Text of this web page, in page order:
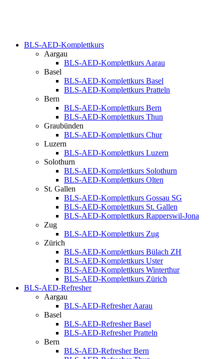
BLS-AED-Komplettkurs
Aargau
BLS-AED-Komplettkurs Aarau
Basel
BLS-AED-Komplettkurs Basel
BLS-AED-Komplettkurs Pratteln
Bern
BLS-AED-Komplettkurs Bern
BLS-AED-Komplettkurs Thun
Graubünden
BLS-AED-Komplettkurs Chur
Luzern
BLS-AED-Komplettkurs Luzern
Solothurn
BLS-AED-Komplettkurs Solothurn
BLS-AED-Komplettkurs Olten
St. Gallen
BLS-AED-Komplettkurs Gossau SG
BLS-AED-Komplettkurs St. Gallen
BLS-AED-Komplettkurs Rapperswil-Jona
Zug
BLS-AED-Komplettkurs Zug
Zürich
BLS-AED-Komplettkurs Bülach ZH
BLS-AED-Komplettkurs Uster
BLS-AED-Komplettkurs Winterthur
BLS-AED-Komplettkurs Zürich
BLS-AED-Refresher
Aargau
BLS-AED-Refresher Aarau
Basel
BLS-AED-Refresher Basel
BLS-AED-Refresher Pratteln
Bern
BLS-AED-Refresher Bern